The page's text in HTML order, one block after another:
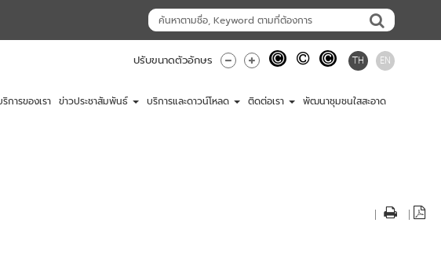
ปรับขนาดตัวอักษร TH EN
การของเรา ข่าวประชาสัมพันธ์ บริการและดาวน์โหลด ติดต่อเรา พัฒนาชุมชนใสสะอาด
| |